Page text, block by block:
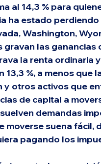
al 14,3 % para
ha estado
Washington,
gravan las
la renta ordinaria
13,3 %, a menos
y otros activos que
de capital a
demandas
moverse suena
pagando los